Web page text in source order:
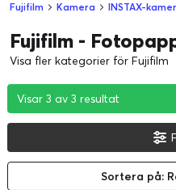
Fujifilm Kamera INSTAX-
Fujifilm -
Visa fler kategorier för Fujifilm
Visar 3 av 3 resultat
Visar 3 av 3 resultat
Visar 3 av 3 resultat
Sortera på: